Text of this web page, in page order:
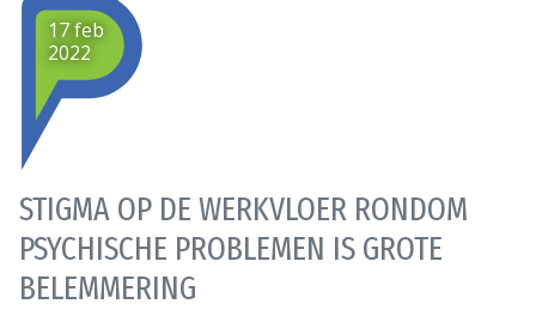
STIGMA OP DE WERKVLOER RONDOM
PSYCHISCHE PROBLEMEN IS GROTE
BELEMMERING
17 feb
2022